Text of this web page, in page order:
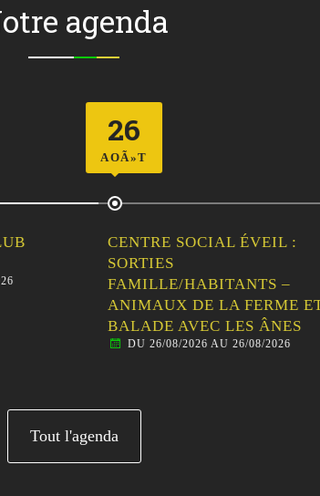
agenda
26
AOÃ»T
CENTRE SOCIAL ÉVEIL :
SORTIES
FAMILLE/HABITANTS –
ANIMAUX DE LA FERME ET
BALADE AVEC LES ÂNES
DU 26/08/2026 AU 26/08/2026
Tout l'agenda